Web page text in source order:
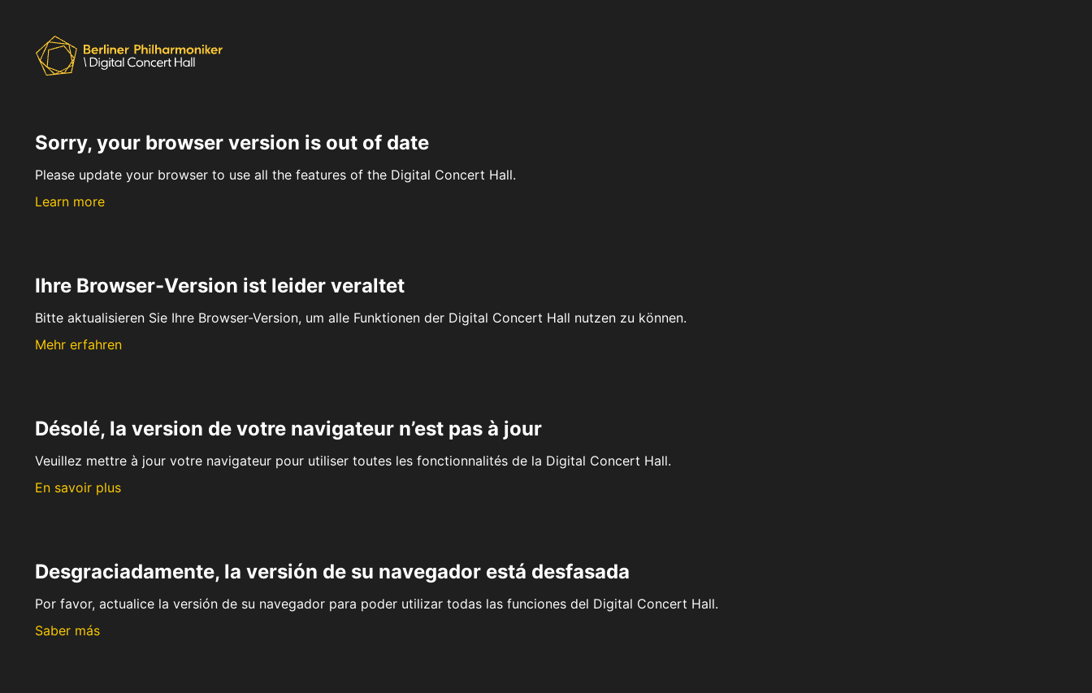
Sorry, your browser version is out of date
Please update your browser to use all the features of the Digital Concert Hall.
Learn more
Ihre Browser-Version ist leider veraltet
Bitte aktualisieren Sie Ihre Browser-Version, um alle Funktionen der Digital Concert Hall nutzen zu können.
Mehr erfahren
Désolé, la version de votre navigateur n’est pas à jour
Veuillez mettre à jour votre navigateur pour utiliser toutes les fonctionnalités de la Digital Concert Hall.
En savoir plus
Desgraciadamente, la versión de su navegador está desfasada
Por favor, actualice la versión de su navegador para poder utilizar todas las funciones del Digital Concert Hall.
Saber más